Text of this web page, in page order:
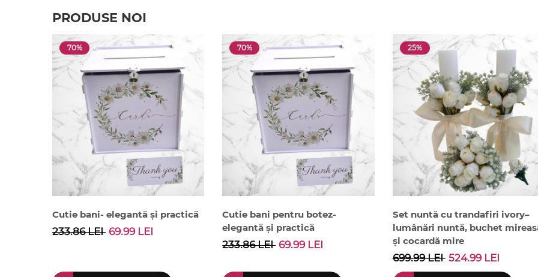
PRODUSE NOI
70%
Cutie bani- elegantă și practică
233.86 LEI 69.99 LEI
70%
Cutie bani pentru botez-
elegantă și practică
233.86 LEI 69.99 LEI
25%
Set nuntă cu trandafiri ivory–
lumânări nuntă, buchet
și cocardă mire
699.99 LEI 524.99 LEI